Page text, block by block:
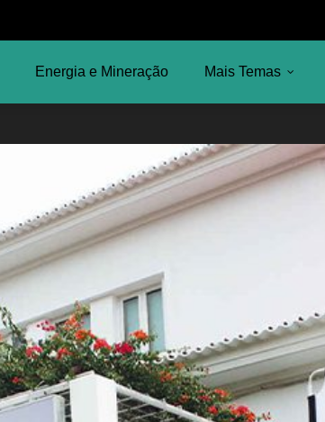
Energia e Mineração Mais Temas